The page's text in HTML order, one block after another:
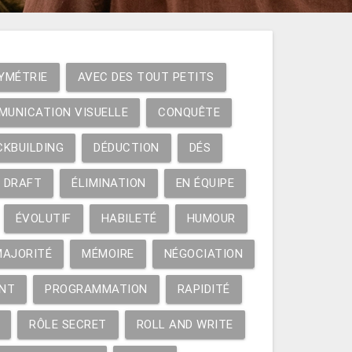
AVEC DES TOUT PETITS
VISUELLE CONQUÊTE
DÉDUCTION DÉS
DRAFT ÉLIMINATION EN ÉQUIPE
ÉVOLUTIF HABILETÉ HUMOUR
MÉMOIRE NÉGOCIATION
PROGRAMMATION RAPIDITÉ
RÔLE SECRET ROLL AND WRITE